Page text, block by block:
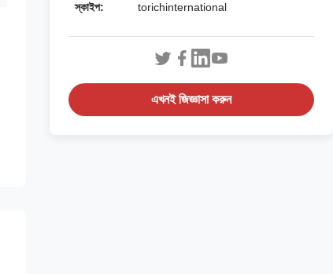
স্কাইপ: torichinternational
এখনই জিজ্ঞাসা করুন